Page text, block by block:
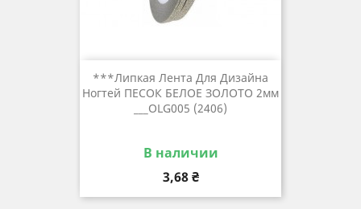
***Липкая Лента Для Дизайна
Ногтей ПЕСОК БЕЛОЕ ЗОЛОТО 2мм
___OLG005 (2406)
В наличии
Цена
3,68 ₴